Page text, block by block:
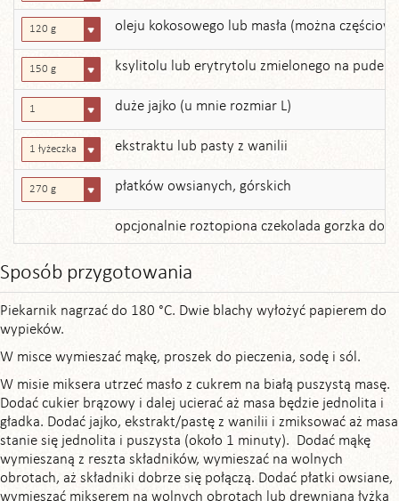
120 g oleju kokosowego lub masła (można
150 g ksylitolu lub erytrytolu zmielonego na puder
1 duże jajko (u mnie rozmiar L)
1 łyżeczka ekstraktu lub pasty z wanilii
270 g płatków owsianych, górskich
opcjonalnie roztopiona czekolada gorzka do
Sposób przygotowania
Piekarnik nagrzać do 180 °C. Dwie blachy wyłożyć papierem do
wypieków.
W misce wymieszać mąkę, proszek do pieczenia, sodę i sól.
W misie miksera utrzeć masło z cukrem na białą puszystą masę.
Dodać cukier brązowy i dalej ucierać aż masa będzie jednolita i
gładka. Dodać jajko, ekstrakt/pastę z wanilii i zmiksować aż masa
stanie się jednolita i puszysta (około 1 minuty). Dodać mąkę
wymieszaną z reszta składników, wymieszać na wolnych
obrotach, aż składniki dobrze się połączą. Dodać płatki owsiane,
wymieszać mikserem na wolnych obrotach lub drewnianą łyżką